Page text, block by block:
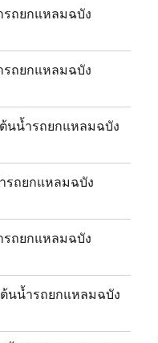
รถยกแหลมฉบัง
รถยกแหลมฉบัง
นน้ำรถยกแหลมฉบัง
รถยกแหลมฉบัง
รถยกแหลมฉบัง
นน้ำรถยกแหลมฉบัง